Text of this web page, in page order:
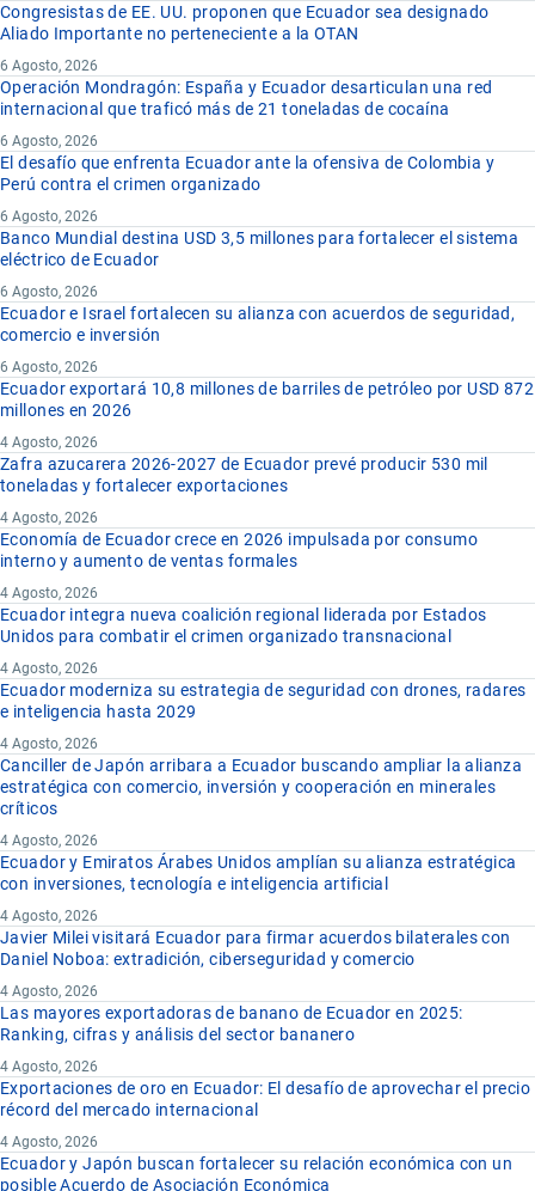
Congresistas de EE. UU. proponen que Ecuador sea designado
Aliado Importante no perteneciente a la OTAN
6 Agosto, 2026
Operación Mondragón: España y Ecuador desarticulan una red
internacional que traficó más de 21 toneladas de cocaína
6 Agosto, 2026
El desafío que enfrenta Ecuador ante la ofensiva de Colombia y
Perú contra el crimen organizado
6 Agosto, 2026
Banco Mundial destina USD 3,5 millones para fortalecer el sistema
eléctrico de Ecuador
6 Agosto, 2026
Ecuador e Israel fortalecen su alianza con acuerdos de seguridad,
comercio e inversión
6 Agosto, 2026
Ecuador exportará 10,8 millones de barriles de petróleo por USD 872
millones en 2026
4 Agosto, 2026
Zafra azucarera 2026-2027 de Ecuador prevé producir 530 mil
toneladas y fortalecer exportaciones
4 Agosto, 2026
Economía de Ecuador crece en 2026 impulsada por consumo
interno y aumento de ventas formales
4 Agosto, 2026
Ecuador integra nueva coalición regional liderada por Estados
Unidos para combatir el crimen organizado transnacional
4 Agosto, 2026
Ecuador moderniza su estrategia de seguridad con drones, radares
e inteligencia hasta 2029
4 Agosto, 2026
Canciller de Japón arribara a Ecuador buscando ampliar la alianza
estratégica con comercio, inversión y cooperación en minerales
críticos
4 Agosto, 2026
Ecuador y Emiratos Árabes Unidos amplían su alianza estratégica
con inversiones, tecnología e inteligencia artificial
4 Agosto, 2026
Javier Milei visitará Ecuador para firmar acuerdos bilaterales con
Daniel Noboa: extradición, ciberseguridad y comercio
4 Agosto, 2026
Las mayores exportadoras de banano de Ecuador en 2025:
Ranking, cifras y análisis del sector bananero
4 Agosto, 2026
Exportaciones de oro en Ecuador: El desafío de aprovechar el precio
récord del mercado internacional
4 Agosto, 2026
Ecuador y Japón buscan fortalecer su relación económica con un
posible Acuerdo de Asociación Económica